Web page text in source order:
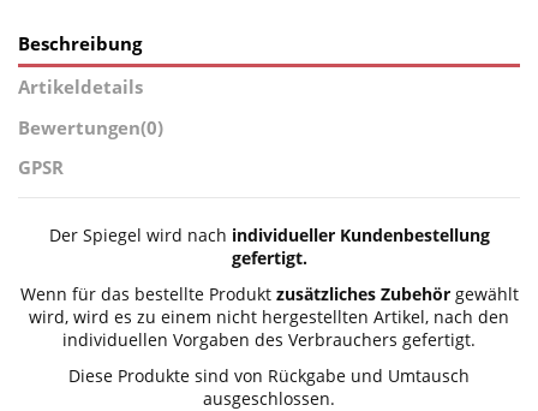
Beschreibung
Artikeldetails
Bewertungen(0)
GPSR
Der Spiegel wird nach individueller Kundenbestellung
gefertigt.
Wenn für das bestellte Produkt zusätzliches Zubehörgewählt
wird, wird es zu einem nicht hergestellten Artikel, nach den
individuellen Vorgaben des Verbrauchers gefertigt.
Diese Produkte sind von Rückgabe und Umtausch
ausgeschlossen.